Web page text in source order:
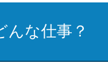
んな仕事？